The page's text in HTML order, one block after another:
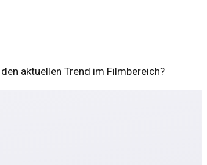
aktuellen Trend im Filmbereich?